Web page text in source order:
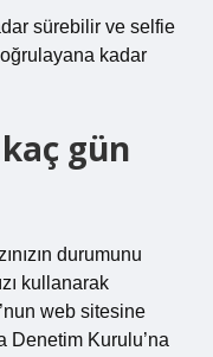
sürebilir ve selfie
kadar
gün
durumunu
kullanarak
web sitesine
Denetim Kurulu’na